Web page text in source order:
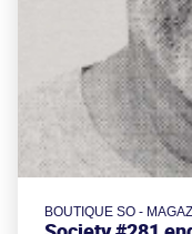
BOUTIQUE SO -